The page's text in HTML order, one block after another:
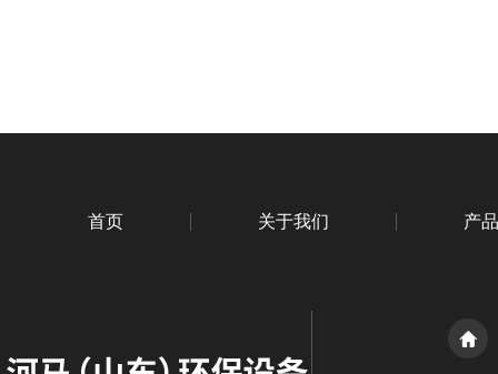
首页 关于我们 产